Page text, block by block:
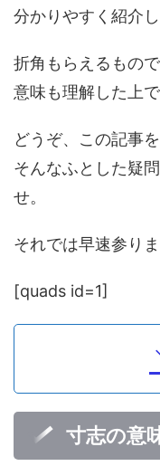
分かりやすく紹介
折角もらえるもので
意味も理解した上
どうぞ、この記事
そんなふとした疑
せ。
それでは早速参り
[quads id=1]
寸志の意